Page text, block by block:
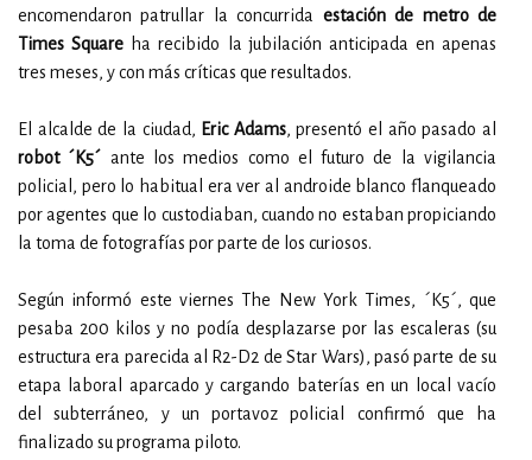
encomendaron patrullar la concurrida estación de metro de
Times Square ha recibido la jubilación anticipada en apenas
tres meses, y con más críticas que resultados.
El alcalde de la ciudad, Eric Adams, presentó el año pasado al
robot ´K5´ ante los medios como el futuro de la vigilancia
policial, pero lo habitual era ver al androide blanco flanqueado
por agentes que lo custodiaban, cuando no estaban propiciando
la toma de fotografías por parte de los curiosos.
Según informó este viernes The New York Times, ´K5´, que
pesaba 200 kilos y no podía desplazarse por las escaleras (su
estructura era parecida al R2-D2 de Star Wars), pasó parte de su
etapa laboral aparcado y cargando baterías en un local vacío
del subterráneo, y un portavoz policial confirmó que ha
finalizado su programa piloto.